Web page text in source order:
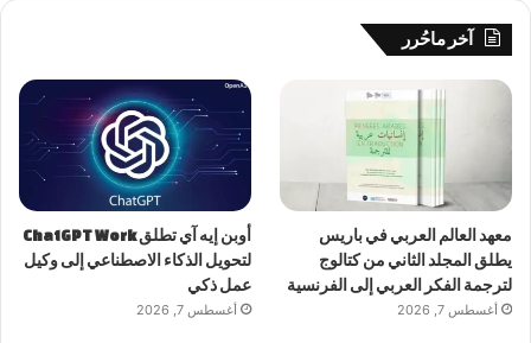
آخر ماحُرر
معهد العالم العربي في باريس
يطلق المجلد الثاني من كتالوج
لترجمة الفكر العربي إلى الفرنسية
أغسطس 7, 2026
أوبن إيه آي تطلق ChatGPT Work
لتحويل الذكاء الاصطناعي إلى وكيل
عمل ذكي
أغسطس 7, 2026